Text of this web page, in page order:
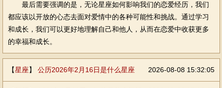
最后需要强调的是，无论星座如何影响我们的恋爱经历，我们
都应该以开放的心态去面对爱情中的各种可能性和挑战。通过学习
和成长，我们可以更好地理解自己和他人，从而在恋爱中收获更多
的幸福和成长。
【星座】 公历2026年2月16日是什么星座 2026-08-08 15:32:05